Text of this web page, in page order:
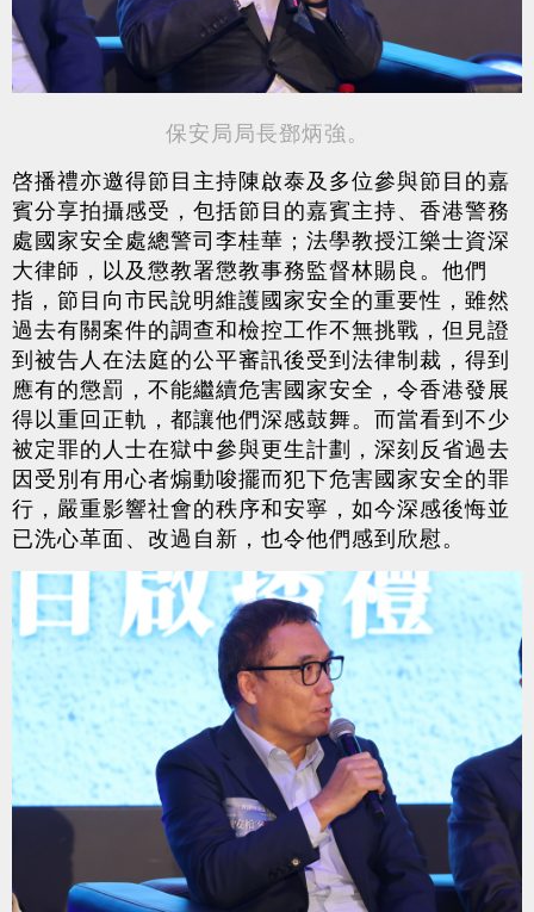
保安局局長鄧炳強。
啓播禮亦邀得節目主持陳啟泰及多位參與節目的嘉
賓分享拍攝感受，包括節目的嘉賓主持、香港警務
處國家安全處總警司李桂華；法學教授江樂士資深
大律師，以及懲教署懲教事務監督林賜良。他們
指，節目向市民說明維護國家安全的重要性，雖然
過去有關案件的調查和檢控工作不無挑戰，但見證
到被告人在法庭的公平審訊後受到法律制裁，得到
應有的懲罰，不能繼續危害國家安全，令香港發展
得以重回正軌，都讓他們深感鼓舞。而當看到不少
被定罪的人士在獄中參與更生計劃，深刻反省過去
因受別有用心者煽動唆擺而犯下危害國家安全的罪
行，嚴重影響社會的秩序和安寧，如今深感後悔並
已洗心革面、改過自新，也令他們感到欣慰。